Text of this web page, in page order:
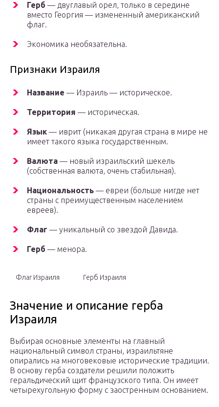
Герб — двуглавый орел, только в середине
вместо Георгия — измененный американский
флаг.
Экономика необязательна.
Признаки Израиля
Название — Израиль — историческое.
Территория — историческая.
Язык — иврит (никакая другая страна в мире не
имеет такого языка государственным.
Валюта — новый израильский шекель
(собственная валюта, очень стабильная).
Национальность — евреи (больше нигде нет
страны с преимущественным населением
евреев).
Флаг — уникальный со звездой Давида.
Герб — менора.
Флаг Израиля Герб Израиля
Значение и описание герба
Израиля
Выбирая основные элементы на главный
национальный символ страны, израильтяне
опирались на многовековые исторические традиции.
В основу герба создатели решили положить
геральдический щит французского типа. Он имеет
четырехугольную форму с заостренным основанием.